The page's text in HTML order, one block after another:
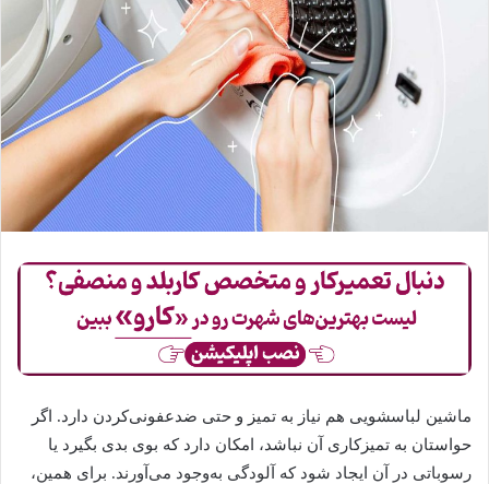
ماشین لباسشویی هم نیاز به تمیز و حتی ضدعفونی‌کردن دارد. اگر
حواستان به تمیزکاری آن نباشد، امکان دارد که بوی بدی بگیرد یا
رسوباتی در آن ایجاد شود که آلودگی به‌وجود می‌آورند. برای همین،